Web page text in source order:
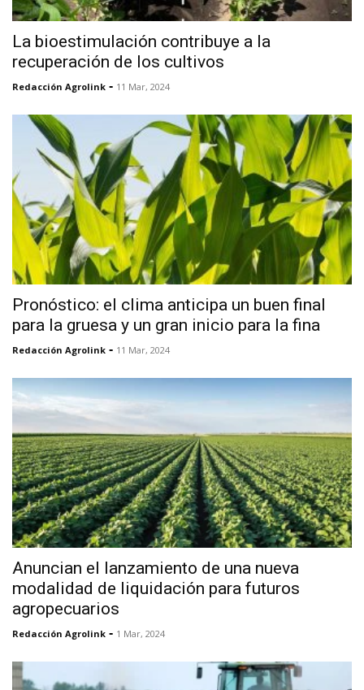
La bioestimulación contribuye a la
recuperación de los cultivos
Redacción Agrolink - 11 Mar, 2024
Pronóstico: el clima anticipa un buen final
para la gruesa y un gran inicio para la fina
Redacción Agrolink - 11 Mar, 2024
Anuncian el lanzamiento de una nueva
modalidad de liquidación para futuros
agropecuarios
Redacción Agrolink - 1 Mar, 2024